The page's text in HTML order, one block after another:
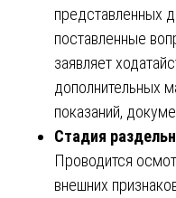
представленных
поставленные
заявляет
дополнительных
показаний,
Стадия
Проводится
внешних